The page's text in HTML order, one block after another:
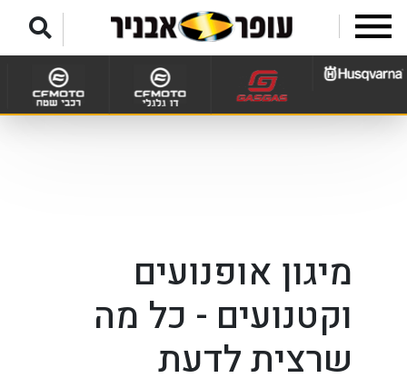
מיגון אופנועים
וקטנועים - כל מה
שרצית לדעת